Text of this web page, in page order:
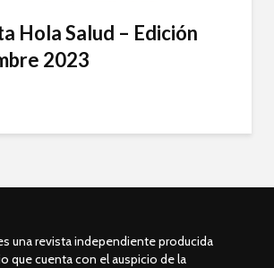
Hola Salud – Edición
2023
una revista independiente producida
que cuenta con el auspicio de la